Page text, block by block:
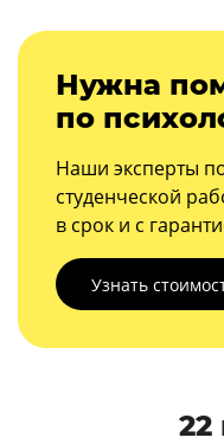
Нужна
по
Наши эксперты
студенческой
в срок и с
Узнать
22